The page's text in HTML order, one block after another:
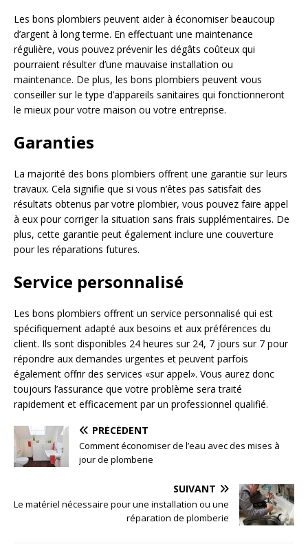
Les bons plombiers peuvent aider à économiser beaucoup
d’argent à long terme. En effectuant une maintenance
régulière, vous pouvez prévenir les dégâts coûteux qui
pourraient résulter d’une mauvaise installation ou
maintenance. De plus, les bons plombiers peuvent vous
conseiller sur le type d’appareils sanitaires qui fonctionneront
le mieux pour votre maison ou votre entreprise.
Garanties
La majorité des bons plombiers offrent une garantie sur leurs
travaux. Cela signifie que si vous n’êtes pas satisfait des
résultats obtenus par votre plombier, vous pouvez faire appel
à eux pour corriger la situation sans frais supplémentaires. De
plus, cette garantie peut également inclure une couverture
pour les réparations futures.
Service personnalisé
Les bons plombiers offrent un service personnalisé qui est
spécifiquement adapté aux besoins et aux préférences du
client. Ils sont disponibles 24 heures sur 24, 7 jours sur 7 pour
répondre aux demandes urgentes et peuvent parfois
également offrir des services «sur appel». Vous aurez donc
toujours l’assurance que votre problème sera traité
rapidement et efficacement par un professionnel qualifié.
PRÉCÉDENT
Comment économiser de l’eau avec des mises à
jour de plomberie
SUIVANT
Le matériel nécessaire pour une installation ou une
réparation de plomberie